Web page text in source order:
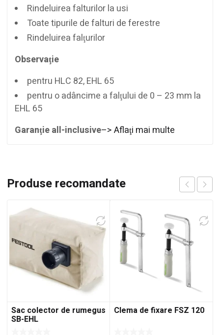
Rindeluirea falturilor la usi
Toate tipurile de falturi de ferestre
Rindeluirea falţurilor
Observaţie
pentru HLC 82, EHL 65
pentru o adâncime a falţului de 0 – 23 mm la
EHL 65
Garanţie all-inclusive–> Aflaţi mai multe
Produse recomandate
Sac colector de rumegus
SB-EHL
Clema de fixare FSZ 120